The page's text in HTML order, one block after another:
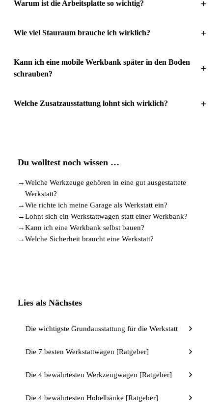
Warum ist die Arbeitsplatte so wichtig? +
Wie viel Stauraum brauche ich wirklich? +
Kann ich eine mobile Werkbank später in den Boden
schrauben?
+
Welche Zusatzausstattung lohnt sich wirklich? +
Du wolltest noch wissen …
→Welche Werkzeuge gehören in eine gut ausgestattete
Werkstatt?
→Wie richte ich meine Garage als Werkstatt ein?
→Lohnt sich ein Werkstattwagen statt einer Werkbank?
→Kann ich eine Werkbank selbst bauen?
→Welche Sicherheit braucht eine Werkstatt?
Lies als Nächstes
Die wichtigste Grundausstattung für die Werkstatt
Die 7 besten Werkstattwägen [Ratgeber]
Die 4 bewährtesten Werkzeugwägen [Ratgeber]
Die 4 bewährtesten Hobelbänke [Ratgeber]